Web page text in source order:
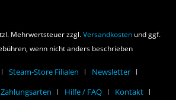
Mehrwertsteuer zzgl.Versandkosten und ggf.
wenn nicht anders beschrieben
Steam-Store Filialen
Newsletter
Zahlungsarten Hilfe / FAQ Kontakt